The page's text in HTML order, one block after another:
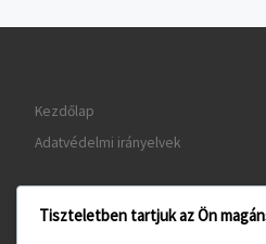
Kezdőlap
Adatvédelmi irányelvek
Tiszteletben tartjuk az Ön